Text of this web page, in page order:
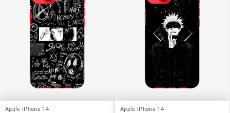
Apple iPhone 14 Apple iPhone 14